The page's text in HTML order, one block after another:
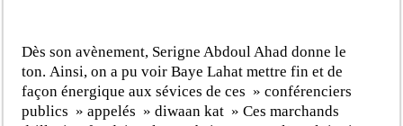
Dès son avènement, Serigne Abdoul Ahad donne le
ton. Ainsi, on a pu voir Baye Lahat mettre fin et de
façon énergique aux sévices de ces » conférenciers
publics » appelés » diwaan kat » Ces marchands